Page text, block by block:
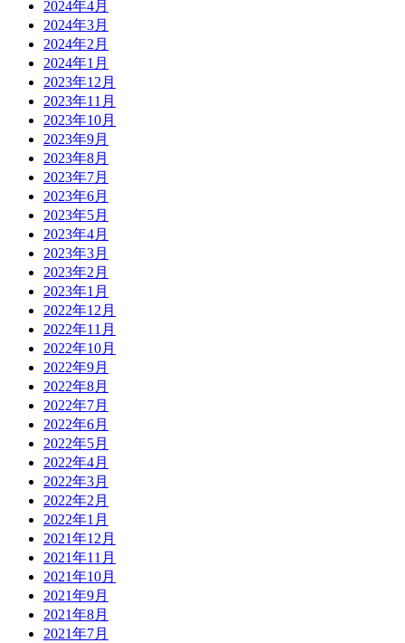
2024年4月
2024年3月
2024年2月
2024年1月
2023年12月
2023年11月
2023年10月
2023年9月
2023年8月
2023年7月
2023年6月
2023年5月
2023年4月
2023年3月
2023年2月
2023年1月
2022年12月
2022年11月
2022年10月
2022年9月
2022年8月
2022年7月
2022年6月
2022年5月
2022年4月
2022年3月
2022年2月
2022年1月
2021年12月
2021年11月
2021年10月
2021年9月
2021年8月
2021年7月